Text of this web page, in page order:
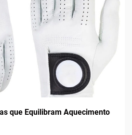
que Equilibram Aquecimento